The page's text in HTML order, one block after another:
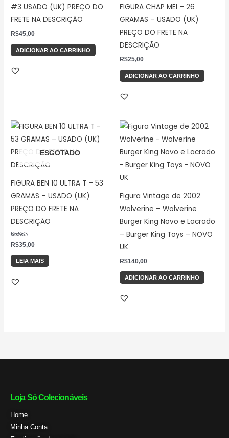
#3 USADO (UK) PREÇO DO
FRETE NA DESCRIÇÃO
R$45,00
ADICIONAR AO CARRINHO
FIGURA CHAP MEI – 26
GRAMAS – USADO (UK)
PREÇO DO FRETE NA
DESCRIÇÃO
R$25,00
ADICIONAR AO CARRINHO
ESGOTADO
FIGURA BEN 10 ULTRA T – 53
GRAMAS – USADO (UK)
PREÇO DO FRETE NA
DESCRIÇÃO
Avaliação
5.00
de 5
R$35,00
LEIA MAIS
Figura Vintage de 2002
Wolverine – Wolverine
Burger King Novo e Lacrado
– Burger King Toys – NOVO
UK
R$140,00
ADICIONAR AO CARRINHO
Loja Só Colecionáveis
Home
Minha Conta